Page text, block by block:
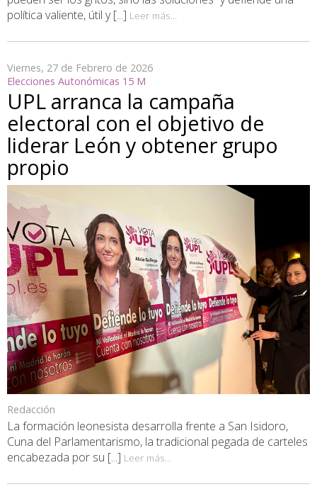
política valiente, útil y [...] Leer más...
Viernes, 27 de Febrero de 2026
Elecciones Autonómicas 15 M
UPL arranca la campaña
electoral con el objetivo de
liderar León y obtener grupo
propio
Redacción
La formación leonesista desarrolla frente a San Isidoro,
Cuna del Parlamentarismo, la tradicional pegada de carteles
encabezada por su [...] Leer más...